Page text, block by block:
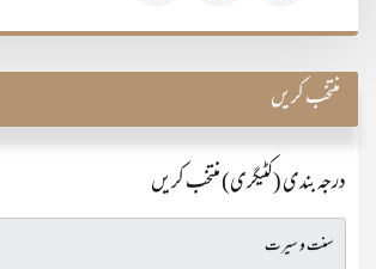
منتخب کریں
درجہ بندی (کٹیگری) منتخب کریں